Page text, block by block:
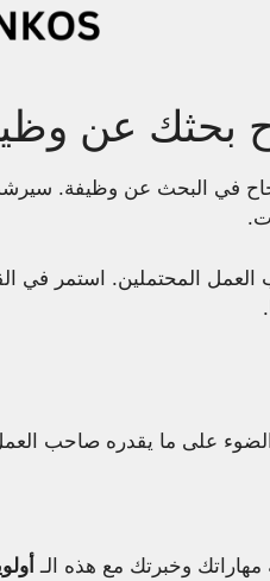
بحثك عن
نجاح في البحث عن وظيفة.
العمل المحتملين. استمر في
على ما يقدره صاحب
وخبرتك مع هذه الـ